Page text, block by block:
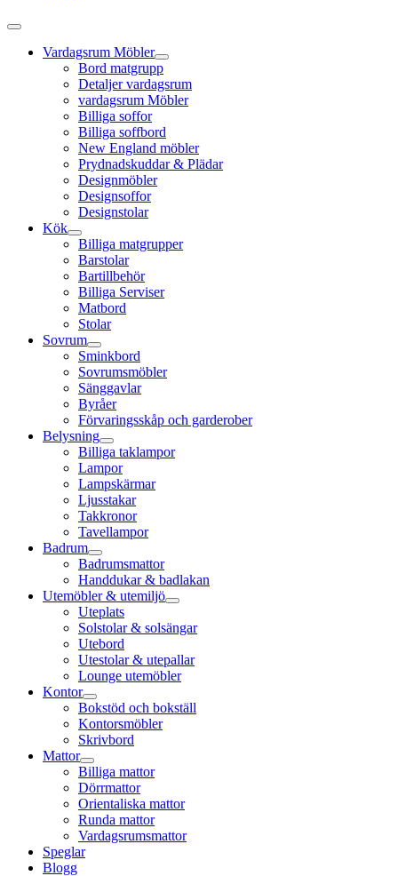
Vardagsrum Möbler
Bord matgrupp
Detaljer vardagsrum
vardagsrum Möbler
Billiga soffor
Billiga soffbord
New England möbler
Prydnadskuddar & Plädar
Designmöbler
Designsoffor
Designstolar
Kök
Billiga matgrupper
Barstolar
Bartillbehör
Billiga Serviser
Matbord
Stolar
Sovrum
Sminkbord
Sovrumsmöbler
Sänggavlar
Byråer
Förvaringsskåp och garderober
Belysning
Billiga taklampor
Lampor
Lampskärmar
Ljusstakar
Takkronor
Tavellampor
Badrum
Badrumsmattor
Handdukar & badlakan
Utemöbler & utemiljö
Uteplats
Solstolar & solsängar
Utebord
Utestolar & utepallar
Lounge utemöbler
Kontor
Bokstöd och bokställ
Kontorsmöbler
Skrivbord
Mattor
Billiga mattor
Dörrmattor
Orientaliska mattor
Runda mattor
Vardagsrumsmattor
Speglar
Blogg